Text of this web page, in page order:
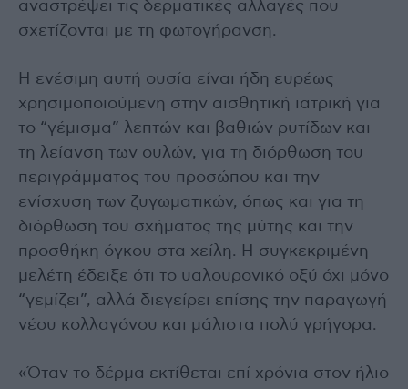
αναστρέψει τις δερματικές αλλαγές που
σχετίζονται με τη φωτογήρανση.
Η ενέσιμη αυτή ουσία είναι ήδη ευρέως
χρησιμοποιούμενη στην αισθητική ιατρική για
το “γέμισμα” λεπτών και βαθιών ρυτίδων και
τη λείανση των ουλών, για τη διόρθωση του
περιγράμματος του προσώπου και την
ενίσχυση των ζυγωματικών, όπως και για τη
διόρθωση του σχήματος της μύτης και την
προσθήκη όγκου στα χείλη. Η συγκεκριμένη
μελέτη έδειξε ότι το υαλουρονικό οξύ όχι μόνο
“γεμίζει”, αλλά διεγείρει επίσης την παραγωγή
νέου κολλαγόνου και μάλιστα πολύ γρήγορα.
«Όταν το δέρμα εκτίθεται επί χρόνια στον ήλιο